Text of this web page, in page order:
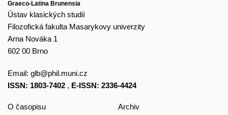
Graeco-Latina Brunensia
Ústav klasických studií
Filozofická fakulta Masarykovy univerzity
Arna Nováka 1
602 00 Brno
Email: glb@phil.muni.cz
ISSN: 1803-7402 , E-ISSN: 2336-4424
O časopisu
Archiv